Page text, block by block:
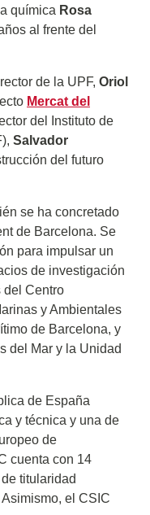
química Rosa
al frente del
de la UPF, Oriol
Mercat del
del Instituto de
Salvador
del futuro
se ha concretado
de Barcelona. Se
para impulsar un
de investigación
del Centro
y Ambientales
de Barcelona, y
del Mar y la Unidad
de España
y técnica y una de
de
cuenta con 14
titularidad
el CSIC